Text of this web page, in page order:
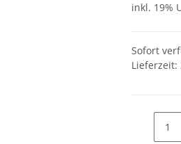
inkl. 19%
Sofort
Lieferzeit: